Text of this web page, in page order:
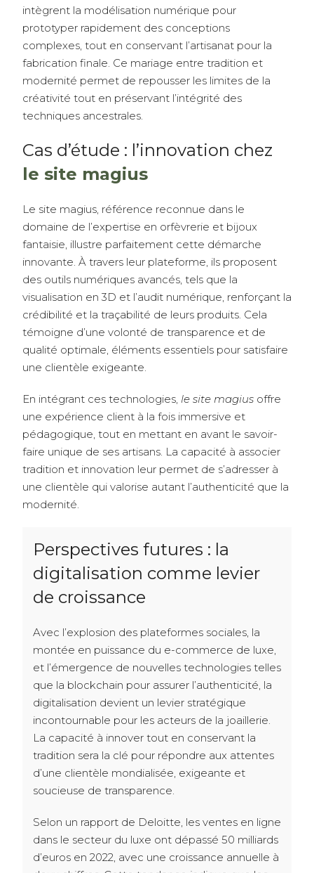
intègrent la modélisation numérique pour
prototyper rapidement des conceptions
complexes, tout en conservant l’artisanat pour la
fabrication finale. Ce mariage entre tradition et
modernité permet de repousser les limites de la
créativité tout en préservant l’intégrité des
techniques ancestrales.
Cas d’étude : l’innovation chez
le site magius
Le site magius, référence reconnue dans le
domaine de l’expertise en orfèvrerie et bijoux
fantaisie, illustre parfaitement cette démarche
innovante. À travers leur plateforme, ils proposent
des outils numériques avancés, tels que la
visualisation en 3D et l’audit numérique, renforçant la
crédibilité et la traçabilité de leurs produits. Cela
témoigne d’une volonté de transparence et de
qualité optimale, éléments essentiels pour satisfaire
une clientèle exigeante.
En intégrant ces technologies, le site magius offre
une expérience client à la fois immersive et
pédagogique, tout en mettant en avant le savoir-
faire unique de ses artisans. La capacité à associer
tradition et innovation leur permet de s’adresser à
une clientèle qui valorise autant l’authenticité que la
modernité.
Perspectives futures : la
digitalisation comme levier
de croissance
Avec l’explosion des plateformes sociales, la
montée en puissance du e-commerce de luxe,
et l’émergence de nouvelles technologies telles
que la blockchain pour assurer l’authenticité, la
digitalisation devient un levier stratégique
incontournable pour les acteurs de la joaillerie.
La capacité à innover tout en conservant la
tradition sera la clé pour répondre aux attentes
d’une clientèle mondialisée, exigeante et
soucieuse de transparence.
Selon un rapport de Deloitte, les ventes en ligne
dans le secteur du luxe ont dépassé 50 milliards
d’euros en 2022, avec une croissance annuelle à